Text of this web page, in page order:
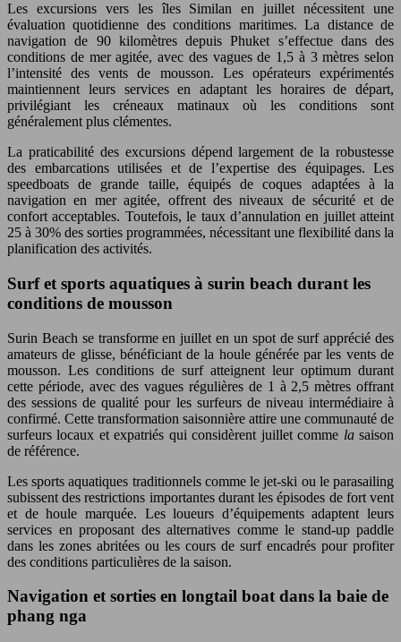
Les excursions vers les îles Similan en juillet nécessitent une
évaluation quotidienne des conditions maritimes. La distance de
navigation de 90 kilomètres depuis Phuket s’effectue dans des
conditions de mer agitée, avec des vagues de 1,5 à 3 mètres selon
l’intensité des vents de mousson. Les opérateurs expérimentés
maintiennent leurs services en adaptant les horaires de départ,
privilégiant les créneaux matinaux où les conditions sont
généralement plus clémentes.
La praticabilité des excursions dépend largement de la robustesse
des embarcations utilisées et de l’expertise des équipages. Les
speedboats de grande taille, équipés de coques adaptées à la
navigation en mer agitée, offrent des niveaux de sécurité et de
confort acceptables. Toutefois, le taux d’annulation en juillet atteint
25 à 30% des sorties programmées, nécessitant une flexibilité dans la
planification des activités.
Surf et sports aquatiques à surin beach durant les
conditions de mousson
Surin Beach se transforme en juillet en un spot de surf apprécié des
amateurs de glisse, bénéficiant de la houle générée par les vents de
mousson. Les conditions de surf atteignent leur optimum durant
cette période, avec des vagues régulières de 1 à 2,5 mètres offrant
des sessions de qualité pour les surfeurs de niveau intermédiaire à
confirmé. Cette transformation saisonnière attire une communauté de
surfeurs locaux et expatriés qui considèrent juillet comme lasaison
de référence.
Les sports aquatiques traditionnels comme le jet-ski ou le parasailing
subissent des restrictions importantes durant les épisodes de fort vent
et de houle marquée. Les loueurs d’équipements adaptent leurs
services en proposant des alternatives comme le stand-up paddle
dans les zones abritées ou les cours de surf encadrés pour profiter
des conditions particulières de la saison.
Navigation et sorties en longtail boat dans la baie de
phang nga